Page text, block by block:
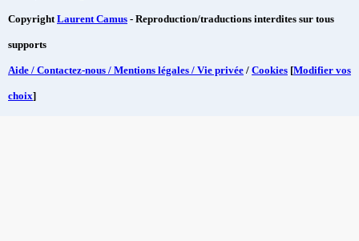
CopyrightLaurent Camus - Reproduction/traductions interdites sur tous
supports
Aide / Contactez-nous / Mentions légales / Vie privée / Cookies [Modifier vos
choix]